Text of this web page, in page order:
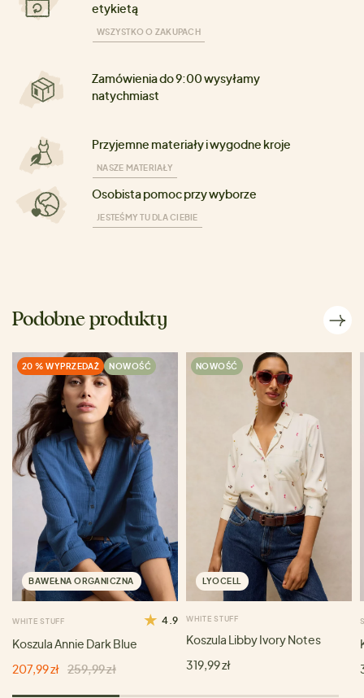
etykietą
WSZYSTKO O ZAKUPACH
Zamówienia do 9:00 wysyłamy
natychmiast
Przyjemne materiały i wygodne kroje
NASZE MATERIAŁY
Osobista pomoc przy wyborze
JESTEŚMY TU DLA CIEBIE
Podobne produkty
20 % WYPRZEDAŻ NOWOŚĆ
BAWEŁNA ORGANICZNA
WHITE STUFF 4.9
Koszula Annie Dark Blue
207,99 zł 259,99 zł
NOWOŚĆ
LYOCELL
WHITE STUFF
Koszula Libby Ivory Notes
319,99 zł